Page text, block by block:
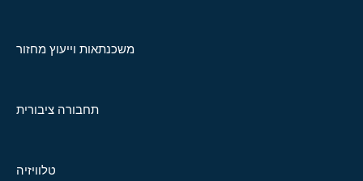
משכנתאות וייעוץ מחזור
תחבורה ציבורית
טלוויזיה